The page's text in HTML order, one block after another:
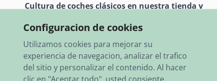
Cultura de coches clásicos en nuestra tienda y
Envío rápido a todo el mundo
Configuracion de cookies
Utilizamos cookies para mejorar su
experiencia de navegacion, analizar el trafico
del sitio y personalizar el contenido. Al hacer